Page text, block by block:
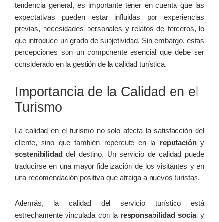
tendencia general, es importante tener en cuenta que las
expectativas pueden estar influidas por experiencias
previas, necesidades personales y relatos de terceros, lo
que introduce un grado de subjetividad. Sin embargo, estas
percepciones son un componente esencial que debe ser
considerado en la gestión de la calidad turística.
Importancia de la Calidad en el
Turismo
La calidad en el turismo no solo afecta la satisfacción del
cliente, sino que también repercute en la reputacióny
sostenibilidad del destino. Un servicio de calidad puede
traducirse en una mayor fidelización de los visitantes y en
una recomendación positiva que atraiga a nuevos turistas.
Además, la calidad del servicio turístico está
estrechamente vinculada con la responsabilidad social y